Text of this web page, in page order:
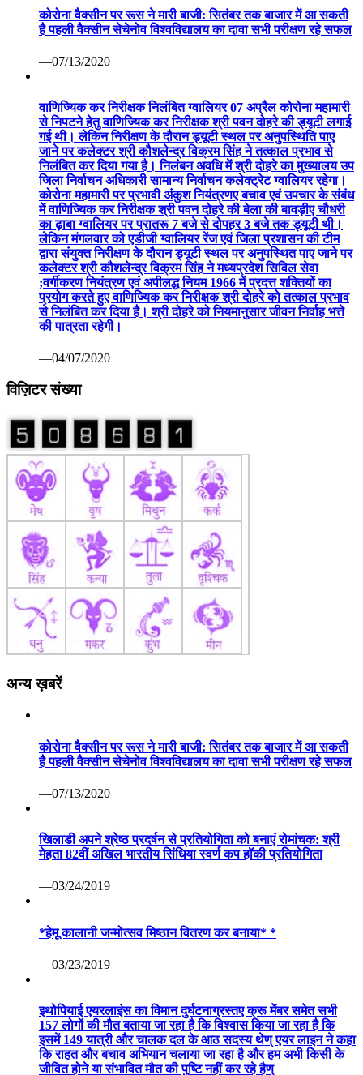
जिला निर्वाचन अधिकारी सामान्य निर्वाचन कलेक्ट्रेट ग्वालियर रहेगा।
कोरोना महामारी पर प्रभावी अंकुश नियंत्रणए बचाव एवं उपचार के संबंध
में वाणिज्यिक कर निरीक्षक श्री पवन दोहरे की बेला की बावड़ीए चौधरी
लेकिन मंगलवार को एडीजी ग्वालियर रेंज एवं जिला प्रशासन की टीम
;वर्गीकरण नियंत्रण एवं अपीलद्ध नियम 1966 में प्रदत्त शक्तियों का
प्रयोग करते हुए वाणिज्यिक कर निरीक्षक श्री दोहरे को तत्काल प्रभाव
से निलंबित कर दिया है। श्री दोहरे को नियमानुसार जीवन निर्वाह भत्ते
की पात्रता रहेगी।
—04/07/2020
विज़िटर संख्या
अन्य ख़बरें
कोरोना वैक्सीन पर रूस ने मारी बाजी: सितंबर तक बाजार में आ सकती
है पहली वैक्सीन सेचेनोव विश्वविद्यालय का दावा सभी परीक्षण रहे सफल
—07/13/2020
मेहता 82वीं अखिल भारतीय सिंधिया स्वर्ण कप हॉकी प्रतियोगिता
*हेमू कालानी जन्मोत्सव मिष्ठान वितरण कर बनाया* *
—03/23/2019
इथोपियाई एयरलाइंस का विमान दुर्घटनाग्रस्तए क्रू मेंबर समेत सभी
157 लोगों की मौत बताया जा रहा है कि विश्वास किया जा रहा है कि
कि राहत और बचाव अभियान चलाया जा रहा है और हम अभी किसी के
—03/10/2019